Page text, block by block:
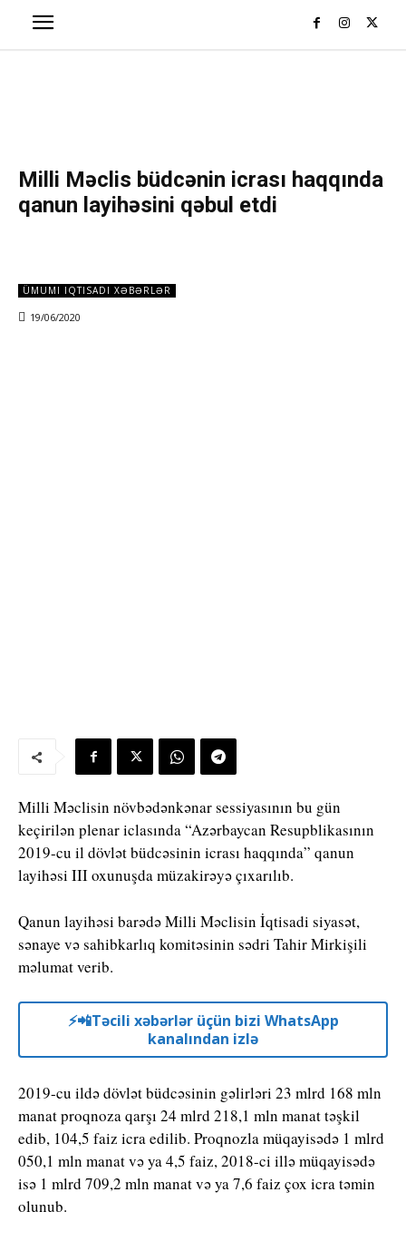
Milli Məclis büdcənin icrası haqqında
qanun layihəsini qəbul etdi
ÜMUMI IQTISADI XƏBƏRLƏR
19/06/2020
Milli Məclisin növbədənkənar sessiyasının bu gün
keçirilən plenar iclasında “Azərbaycan Resupblikasının
2019-cu il dövlət büdcəsinin icrası haqqında” qanun
layihəsi III oxunuşda müzakirəyə çıxarılıb.
Qanun layihəsi barədə Milli Məclisin İqtisadi siyasət,
sənaye və sahibkarlıq komitəsinin sədri Tahir Mirkişili
məlumat verib.
⚡️📲Təcili xəbərlər üçün bizi WhatsApp
kanalından izlə
2019-cu ildə dövlət büdcəsinin gəlirləri 23 mlrd 168 mln
manat proqnoza qarşı 24 mlrd 218,1 mln manat təşkil
edib, 104,5 faiz icra edilib. Proqnozla müqayisədə 1 mlrd
050,1 mln manat və ya 4,5 faiz, 2018-ci illə müqayisədə
isə 1 mlrd 709,2 mln manat və ya 7,6 faiz çox icra təmin
olunub.